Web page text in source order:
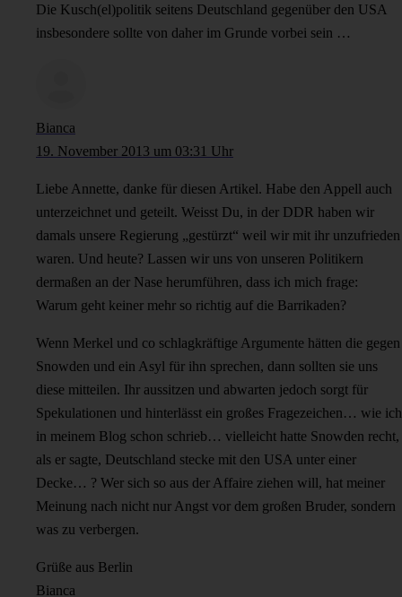
Die Kusch(el)politik seitens Deutschland gegenüber den USA
insbesondere sollte von daher im Grunde vorbei sein …
Bianca
19. November 2013 um 03:31 Uhr
Liebe Annette, danke für diesen Artikel. Habe den Appell auch
unterzeichnet und geteilt. Weisst Du, in der DDR haben wir
damals unsere Regierung „gestürzt“ weil wir mit ihr unzufrieden
waren. Und heute? Lassen wir uns von unseren Politikern
dermaßen an der Nase herumführen, dass ich mich frage:
Warum geht keiner mehr so richtig auf die Barrikaden?
Wenn Merkel und co schlagkräftige Argumente hätten die gegen
Snowden und ein Asyl für ihn sprechen, dann sollten sie uns
diese mitteilen. Ihr aussitzen und abwarten jedoch sorgt für
Spekulationen und hinterlässt ein großes Fragezeichen… wie ich
in meinem Blog schon schrieb… vielleicht hatte Snowden recht,
als er sagte, Deutschland stecke mit den USA unter einer
Decke… ? Wer sich so aus der Affaire ziehen will, hat meiner
Meinung nach nicht nur Angst vor dem großen Bruder, sondern
was zu verbergen.
Grüße aus Berlin
Bianca